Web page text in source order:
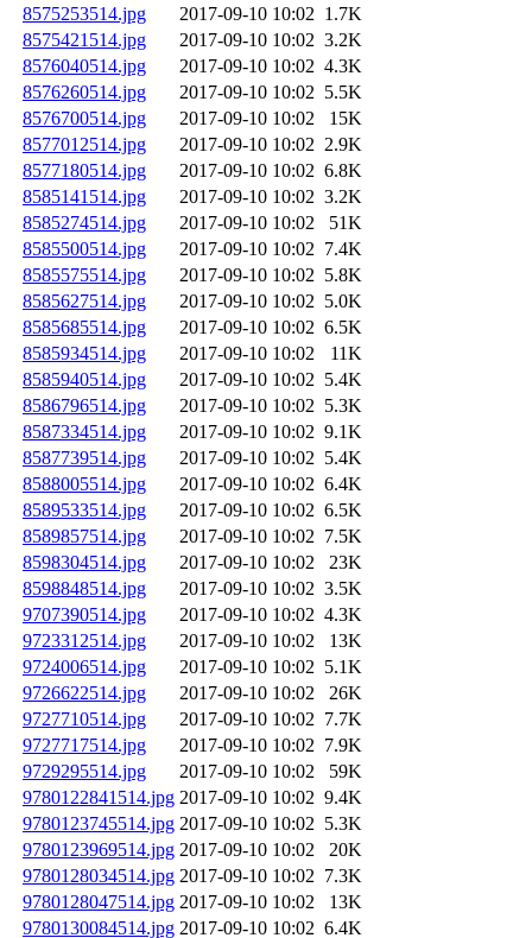
8575253514.jpg
2017-09-10 10:02 1.7K
8575421514.jpg
2017-09-10 10:02 3.2K
8576040514.jpg
2017-09-10 10:02 4.3K
8576260514.jpg
2017-09-10 10:02 5.5K
8576700514.jpg
2017-09-10 10:02
15K
8577012514.jpg
2017-09-10 10:02 2.9K
8577180514.jpg
2017-09-10 10:02 6.8K
8585141514.jpg
2017-09-10 10:02 3.2K
8585274514.jpg
2017-09-10 10:02
51K
8585500514.jpg
2017-09-10 10:02 7.4K
8585575514.jpg
2017-09-10 10:02 5.8K
8585627514.jpg
2017-09-10 10:02 5.0K
8585685514.jpg
2017-09-10 10:02 6.5K
8585934514.jpg
2017-09-10 10:02
11K
8585940514.jpg
2017-09-10 10:02 5.4K
8586796514.jpg
2017-09-10 10:02 5.3K
8587334514.jpg
2017-09-10 10:02 9.1K
8587739514.jpg
2017-09-10 10:02 5.4K
8588005514.jpg
2017-09-10 10:02 6.4K
8589533514.jpg
2017-09-10 10:02 6.5K
8589857514.jpg
2017-09-10 10:02 7.5K
8598304514.jpg
2017-09-10 10:02
23K
8598848514.jpg
2017-09-10 10:02 3.5K
9707390514.jpg
2017-09-10 10:02 4.3K
9723312514.jpg
2017-09-10 10:02
13K
9724006514.jpg
2017-09-10 10:02 5.1K
9726622514.jpg
2017-09-10 10:02
26K
9727710514.jpg
2017-09-10 10:02 7.7K
9727717514.jpg
2017-09-10 10:02 7.9K
9729295514.jpg
2017-09-10 10:02
59K
9780122841514.jpg 2017-09-10 10:02 9.4K
9780123745514.jpg 2017-09-10 10:02 5.3K
9780123969514.jpg 2017-09-10 10:02
20K
9780128034514.jpg 2017-09-10 10:02 7.3K
9780128047514.jpg 2017-09-10 10:02
13K
9780130084514.jpg 2017-09-10 10:02 6.4K